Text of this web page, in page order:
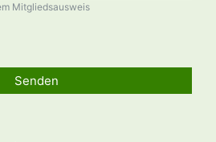
Mitgliedsausweis
Senden